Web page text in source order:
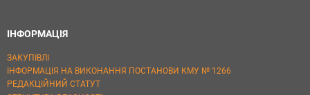
ІНФОРМАЦІЯ
ЗАКУПІВЛІ
ІНФОРМАЦІЯ НА ВИКОНАННЯ ПОСТАНОВИ КМУ № 1266
РЕДАКЦІЙНИЙ СТАТУТ